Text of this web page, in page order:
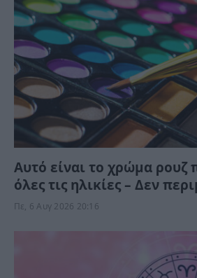
Αυτό είναι το χρώμα ρουζ
όλες τις ηλικίες – Δεν
ότι “χαρίζει” τέτοια
Πε, 6 Αυγ 2026 20:16